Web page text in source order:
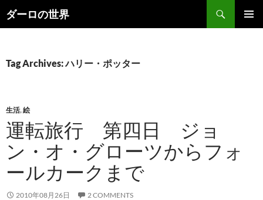
Skip
toダーロの世界
Search
Tag Archives: ハリー・ポッター
生活,絵
運転旅行 第四日 ジョ
ン・オ・グローツからフォ
ールカークまで
2010年08月26日 2 COMMENTS